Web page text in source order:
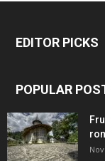
EDITOR PICKS
POPULAR